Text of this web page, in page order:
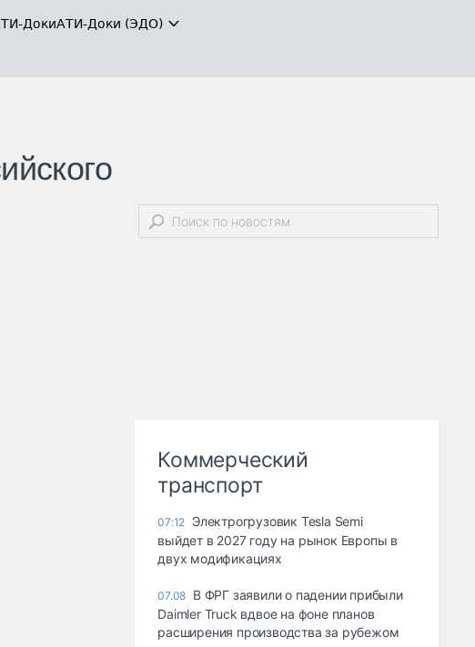
ДокиАТИ-Доки (ЭДО)
Коммерческий
транспорт
07:12 Электрогрузовик Tesla Semi
выйдет в 2027 году на рынок Европы в
двух модификациях
07.08 В ФРГ заявили о падении прибыли
Daimler Truck вдвое на фоне планов
расширения производства за рубежом